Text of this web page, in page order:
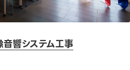
響システム工事